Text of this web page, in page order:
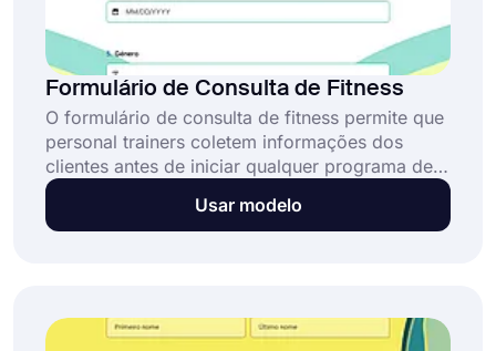
Formulário de Consulta de Fitness
O formulário de consulta de fitness permite que
personal trainers coletem informações dos
clientes antes de iniciar qualquer programa de
treinamento. Ele garante que cada sessão de
treinamento seja adaptada aos objetivos de
Usar modelo